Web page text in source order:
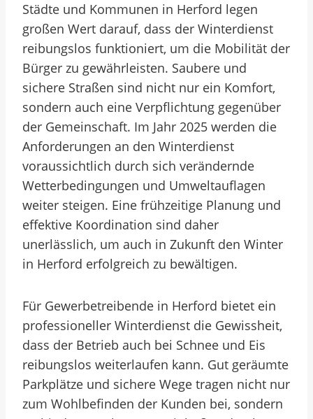
Städte und Kommunen in Herford legen
großen Wert darauf, dass der Winterdienst
reibungslos funktioniert, um die Mobilität der
Bürger zu gewährleisten. Saubere und
sichere Straßen sind nicht nur ein Komfort,
sondern auch eine Verpflichtung gegenüber
der Gemeinschaft. Im Jahr 2025 werden die
Anforderungen an den Winterdienst
voraussichtlich durch sich verändernde
Wetterbedingungen und Umweltauflagen
weiter steigen. Eine frühzeitige Planung und
effektive Koordination sind daher
unerlässlich, um auch in Zukunft den Winter
in Herford erfolgreich zu bewältigen.
Für Gewerbetreibende in Herford bietet ein
professioneller Winterdienst die Gewissheit,
dass der Betrieb auch bei Schnee und Eis
reibungslos weiterlaufen kann. Gut geräumte
Parkplätze und sichere Wege tragen nicht nur
zum Wohlbefinden der Kunden bei, sondern